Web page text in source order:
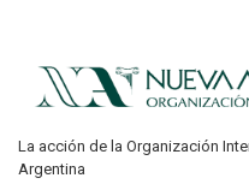
La acción de la Organización
Argentina